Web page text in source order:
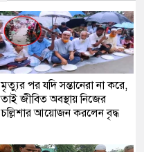
মৃত্যুর পর যদি সন্তানেরা না করে,
তাই জীবিত অবস্থায় নিজের
চল্লিশার আয়োজন করলেন বৃদ্ধ